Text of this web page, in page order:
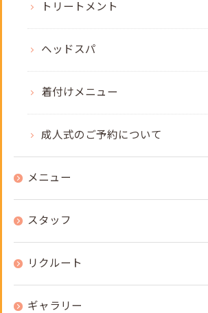
トリートメント
ヘッドスパ
着付けメニュー
成人式のご予約について
メニュー
スタッフ
リクルート
ギャラリー